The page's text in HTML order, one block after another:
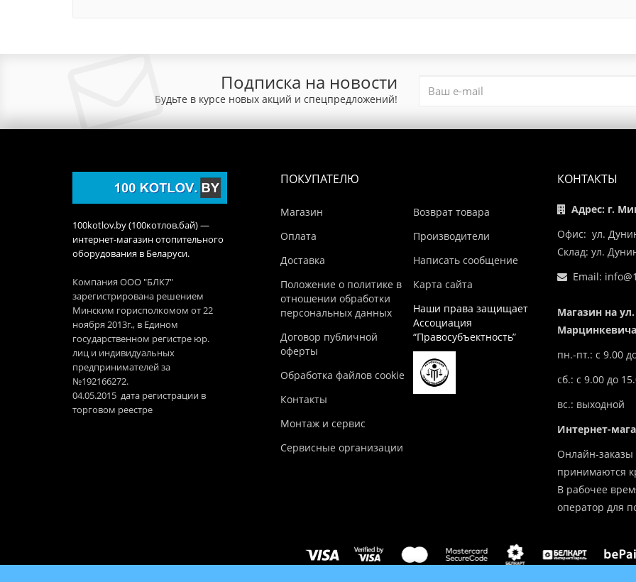
Подписка на новости
Будьте в курсе новых акций и спецпредложений!
100kotlov.by (100котлов.бай) —
интернет-магазин отопительного
оборудования в Беларуси.
Компания ООО "БЛК7"
зарегистрирована решением
Минским горисполкомом от 22
ноября 2013г., в Едином
государственном регистре юр.
лиц и индивидуальных
предпринимателей за
№192166272.
04.05.2015 дата регистрации в
торговом реестре
ПОКУПАТЕЛЮ
Магазин
Оплата
Доставка
Положение о политике в
отношении обработки
персональных данных
Договор публичной
оферты
Обработка файлов cookie
Контакты
Монтаж и сервис
Сервисные организации
Возврат товара
Производители
Написать сообщение
Карта сайта
Наши права защищает
Ассоциация
“Правосубъектность”
КОНТАКТЫ
Адрес: г.
Офис: ул.
Склад: ул.
Email:
Магазин на
пн.-пт.: с 9.00
сб.: с 9.00 до
вс.: выходной
Интернет-
Онлайн-заказы
принимаются
В рабочее
оператор для